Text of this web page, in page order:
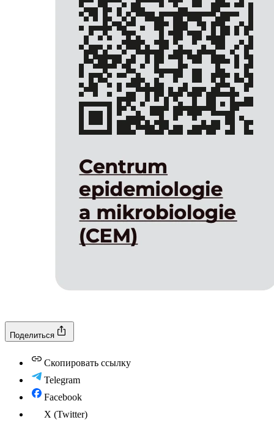
Поделиться
Скопировать ссылку
Telegram
Facebook
X (Twitter)